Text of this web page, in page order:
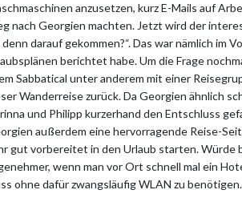
anzusetzen, kurz E-Mails auf
nach Georgien machten. Jetzt wird der
denn darauf gekommen?“. Das war nämlich
berichtet habe. Um die Frage
Sabbatical unter anderem mit einer
Wanderreise zurück. Da Georgien ähnlich
und Philipp kurzerhand den Entschluss
außerdem eine hervorragende Reise-
gut vorbereitet in den Urlaub starten. Würde
wenn man vor Ort schnell mal ein
ohne dafür zwangsläufig WLAN zu